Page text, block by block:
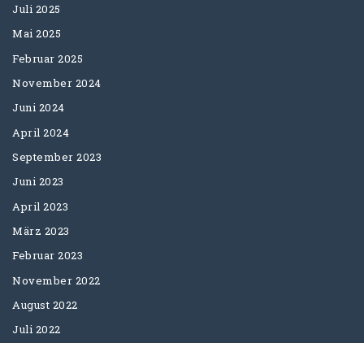
Juli 2025
Mai 2025
Februar 2025
November 2024
Juni 2024
April 2024
September 2023
Juni 2023
April 2023
März 2023
Februar 2023
November 2022
August 2022
Juli 2022